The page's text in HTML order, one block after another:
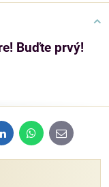
Buďte prvý!
LinkedInWhatsApp
E-
mail